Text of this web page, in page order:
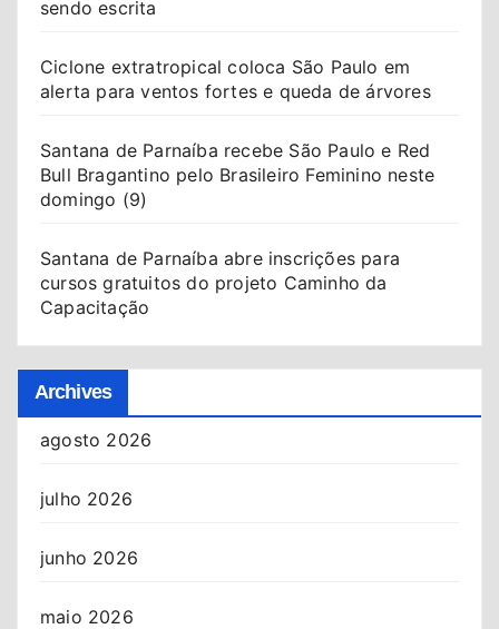
sendo escrita
Ciclone extratropical coloca São Paulo em
alerta para ventos fortes e queda de árvores
Santana de Parnaíba recebe São Paulo e Red
Bull Bragantino pelo Brasileiro Feminino neste
domingo (9)
Santana de Parnaíba abre inscrições para
cursos gratuitos do projeto Caminho da
Capacitação
Archives
agosto 2026
julho 2026
junho 2026
maio 2026